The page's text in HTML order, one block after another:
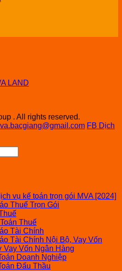
LAND
. All rights reserved.
FB Dịch
vụ kế toán trọn gói MVA [2024]
Thuế Trọn Gói
Thuế
Tài Chính
Tài Chính Nội Bộ, Vay Vốn
Vay Vốn Ngân Hàng
Doanh Nghiệp
Đấu Thầu